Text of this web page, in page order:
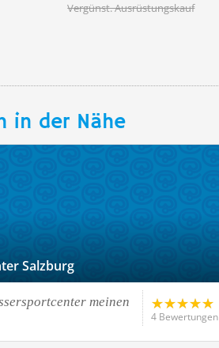
Vergünst. Ausrüstungskauf
in der Nähe
Salzburg
meinen
4 Bewertungen